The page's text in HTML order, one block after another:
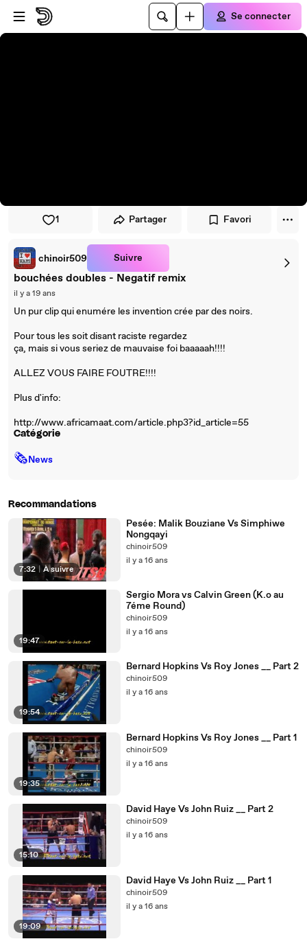
Passer au player
Passer au contenu principal
Se connecter
1 Partager Favori
chinoir509 Suivre
bouchées doubles - Negatif remix
il y a 19 ans
Un pur clip qui enumére les invention crée par des noirs.
Pour tous les soit disant raciste regardez
ça, mais si vous seriez de mauvaise foi baaaaah!!!!
ALLEZ VOUS FAIRE FOUTRE!!!!
Plus d'info:
http://www.africamaat.com/article.php3?id_article=55
Catégorie
🗞News
Recommandations
7:32 À suivre
Pesée: Malik Bouziane Vs Simphiwe
Nongqayi
chinoir509
il y a 16 ans
19:47
Sergio Mora vs Calvin Green (K.o au
7éme Round)
chinoir509
il y a 16 ans
19:54
Bernard Hopkins Vs Roy Jones __ Part 2
chinoir509
il y a 16 ans
19:35
Bernard Hopkins Vs Roy Jones __ Part 1
chinoir509
il y a 16 ans
15:10
David Haye Vs John Ruiz __ Part 2
chinoir509
il y a 16 ans
19:09
David Haye Vs John Ruiz __ Part 1
chinoir509
il y a 16 ans